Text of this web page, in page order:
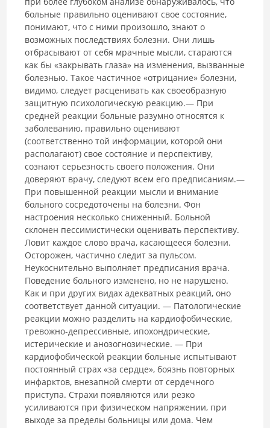
больные правильно оценивают свое состояние,
понимают, что с ними произошло, знают о
возможных последствиях болезни. Они лишь
отбрасывают от себя мрачные мысли, стараются
как бы «закрывать глаза» на изменения, вызванные
болезнью. Такое частичное «отрицание» болезни,
видимо, следует расценивать как своеобразную
защитную психологическую реакцию.— При
средней реакции больные разумно относятся к
заболеванию, правильно оценивают
(соответственно той информации, которой они
располагают) свое состояние и перспективу,
сознают серьезность своего положения. Они
доверяют врачу, следуют всем его предписаниям.—
При повышенной реакции мысли и внимание
больного сосредоточены на болезни. Фон
настроения несколько сниженный. Больной
склонен пессимистически оценивать перспективу.
Ловит каждое слово врача, касающееся болезни.
Осторожен, частично следит за пульсом.
Неукоснительно выполняет предписания врача.
Поведение больного изменено, но не нарушено.
Как и при других видах адекватных реакций, оно
соответствует данной ситуации. — Патологические
реакции можно разделить на кардиофобические,
тревожно-депрессивные, ипохондрические,
истерические и анозогнозические. — При
кардиофобической реакции больные испытывают
постоянный страх «за сердце», боязнь повторных
инфарктов, внезапной смерти от сердечного
приступа. Страхи появляются или резко
усиливаются при физическом напряжении, при
выходе за пределы больницы или дома. Чем